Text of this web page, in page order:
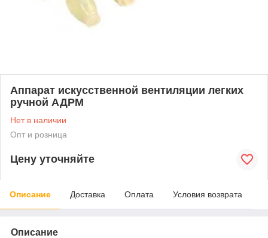
Аппарат искусственной вентиляции легких
ручной АДРМ
Нет в наличии
Опт и розница
Цену уточняйте
Описание Доставка Оплата Условия возврата
Описание